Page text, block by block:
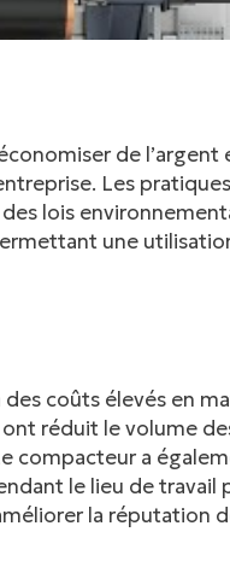
de
Les
lois
une
coûts élevés en
réduit le volume
compacteur a
le lieu de travail
la réputation